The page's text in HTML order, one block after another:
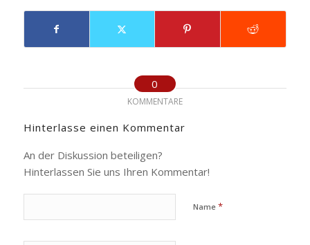
0
KOMMENTARE
Hinterlasse einen Kommentar
An der Diskussion beteiligen?
Hinterlassen Sie uns Ihren Kommentar!
Name *